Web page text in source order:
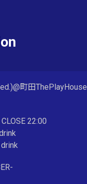
町田ThePlayHouse
22:00